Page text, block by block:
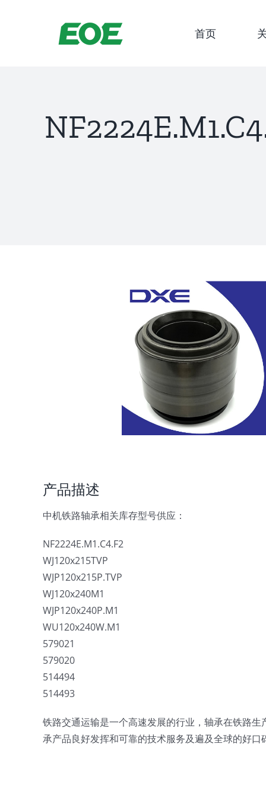
首页
产品描述
中机铁路轴承相关库存型号供应：
NF2224E.M1.C4.F2
WJ120x215TVP
WJP120x215P.TVP
WJ120x240M1
WJP120x240P.M1
WU120x240W.M1
579021
579020
514494
514493
铁路交通运输是一个高速发展的行业，轴承在铁路
承产品良好发挥和可靠的技术服务及遍及全球的好